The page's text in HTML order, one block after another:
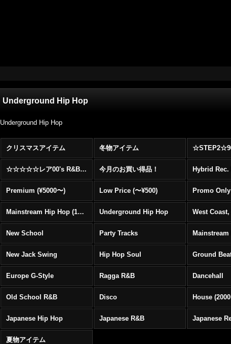
Underground Hip Hop
Underground Hip Hop
クリスマスアイテム 冬物アイテム
☆☆☆☆☆レア00's R&B Promo Only盤特集！！☆☆☆☆☆ 今月のお買い得品！ Hybrid
Premium (¥5000〜) Low Price (〜¥500) Promo
Mainstream Hip Hop (1990〜1999) Underground Hip Hop West
New School Party Tracks Mainstream
New Jack Swing Hip Hop Soul Ground
Europe G-Style Ragga R&B Dancehall
Old School R&B Disco House
Japanese Hip Hop Japanese R&B Japanese
夏物アイテム